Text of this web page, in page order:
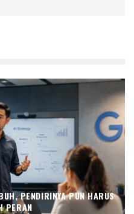
PENDIRINYA PUN HARUS
PERAN